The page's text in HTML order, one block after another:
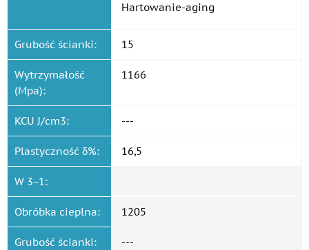
Hartowanie-aging
Grubość ścianki: 15
Wytrzymałość
(Mpa):
1166
KCU J/cm3: ---
Plastyczność δ%: 16,5
W 3−1:
Obróbka cieplna: 1205
Grubość ścianki: ---